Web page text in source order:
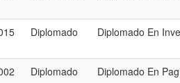
Diplomado Diplomado En
Diplomado
Diplomado En